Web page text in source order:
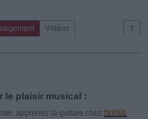
⇑
Vidéos
le plaisir musical :
apprenez la guitare chez